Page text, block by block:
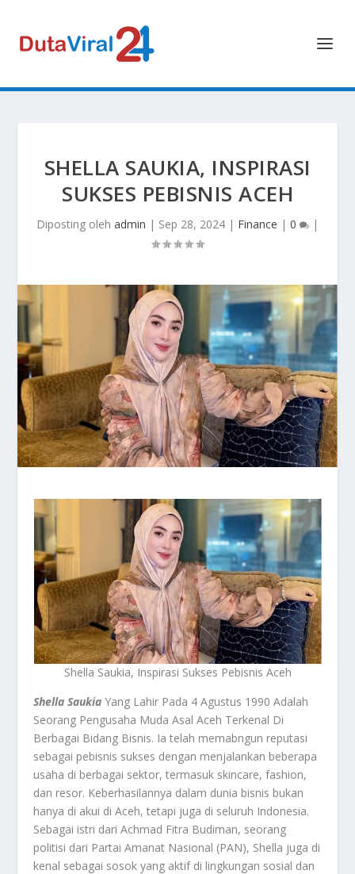
SHELLA SAUKIA, INSPIRASI
SUKSES PEBISNIS ACEH
Diposting oleh admin | Sep 28, 2024 | Finance | 0 |
Shella Saukia, Inspirasi Sukses Pebisnis Aceh
Shella Saukia Yang Lahir Pada 4 Agustus 1990 Adalah
Seorang Pengusaha Muda Asal Aceh Terkenal Di
Berbagai Bidang Bisnis. Ia telah memabngun reputasi
sebagai pebisnis sukses dengan menjalankan beberapa
usaha di berbagai sektor, termasuk skincare, fashion,
dan resor. Keberhasilannya dalam dunia bisnis bukan
hanya di akui di Aceh, tetapi juga di seluruh Indonesia.
Sebagai istri dari Achmad Fitra Budiman, seorang
politisi dari Partai Amanat Nasional (PAN), Shella juga di
kenal sebagai sosok yang aktif di lingkungan sosial dan